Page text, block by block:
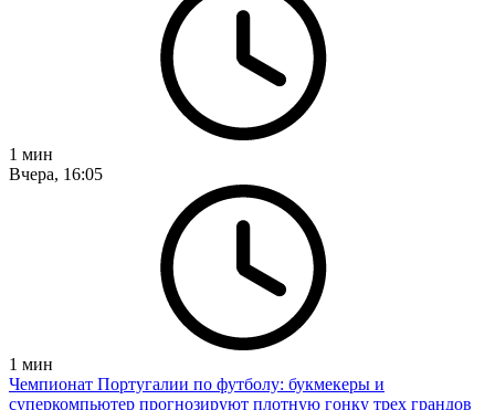
1 мин
Вчера, 16:05
1 мин
Чемпионат Португалии по футболу: букмекеры и
суперкомпьютер прогнозируют плотную гонку трех грандов